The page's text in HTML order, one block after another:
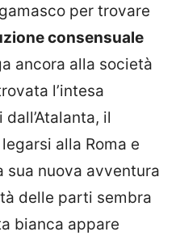
per trovare
consensuale
ancora alla società
l’intesa
il
alla Roma e
nuova avventura
delle parti sembra
bianca appare